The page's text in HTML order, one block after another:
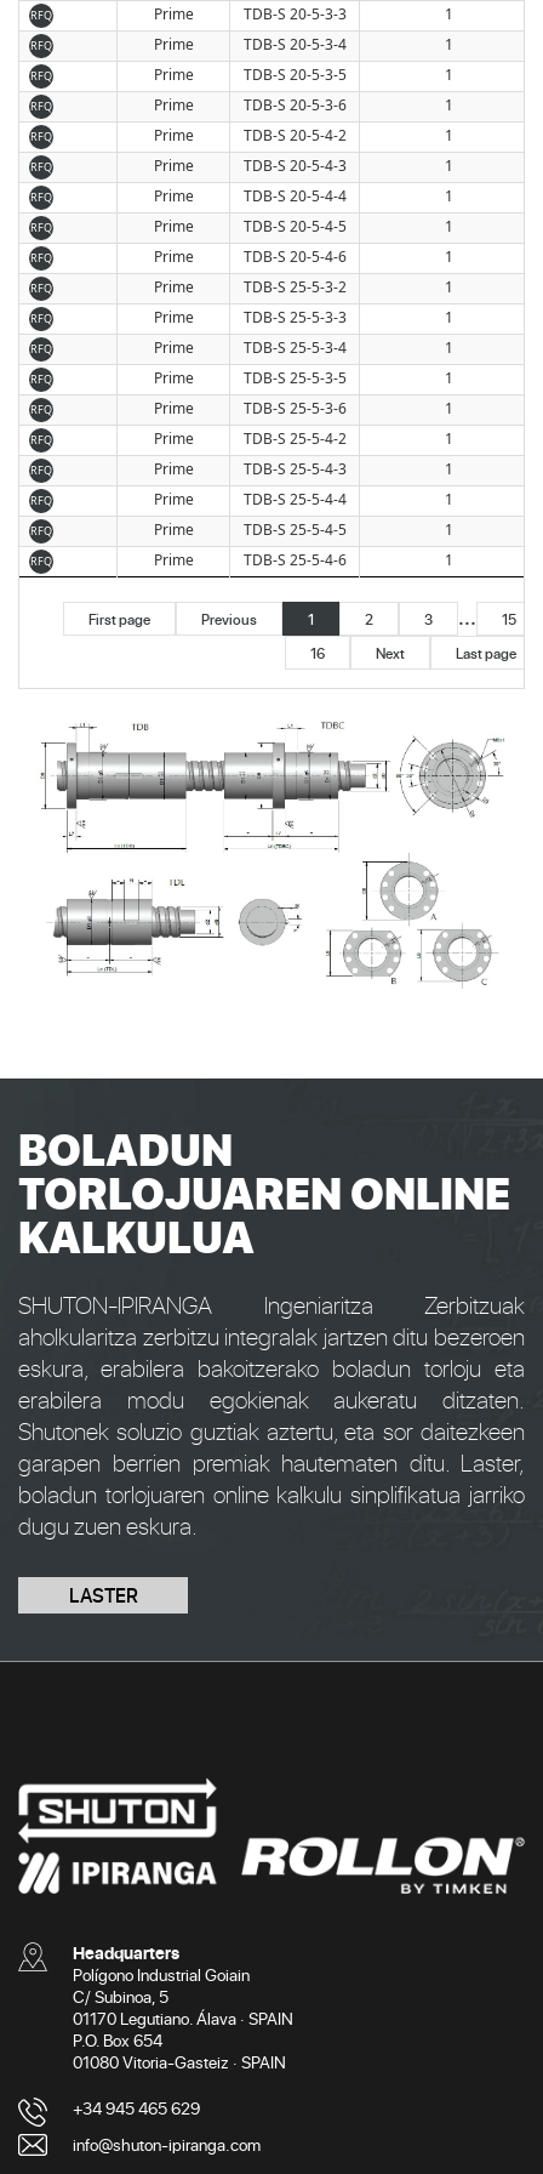
RFQ Prime TDB-S 20-5-3-3 1
RFQ Prime TDB-S 20-5-3-4 1
RFQ Prime TDB-S 20-5-3-5 1
RFQ Prime TDB-S 20-5-3-6 1
RFQ Prime TDB-S 20-5-4-2 1
RFQ Prime TDB-S 20-5-4-3 1
RFQ Prime TDB-S 20-5-4-4 1
RFQ Prime TDB-S 20-5-4-5 1
RFQ Prime TDB-S 20-5-4-6 1
RFQ Prime TDB-S 25-5-3-2 1
RFQ Prime TDB-S 25-5-3-3 1
RFQ Prime TDB-S 25-5-3-4 1
RFQ Prime TDB-S 25-5-3-5 1
RFQ Prime TDB-S 25-5-3-6 1
RFQ Prime TDB-S 25-5-4-2 1
RFQ Prime TDB-S 25-5-4-3 1
RFQ Prime TDB-S 25-5-4-4 1
RFQ Prime TDB-S 25-5-4-5 1
RFQ Prime TDB-S 25-5-4-6 1
First page Previous 1 2 3 ...
15
16
Next Last page
BOLADUN
TORLOJUAREN ONLINE
KALKULUA
SHUTON-IPIRANGA Ingeniaritza Zerbitzuak
aholkularitza zerbitzu integralak jartzen ditu bezeroen
eskura, erabilera bakoitzerako boladun torloju eta
erabilera modu egokienak aukeratu ditzaten.
Shutonek soluzio guztiak aztertu, eta sor daitezkeen
garapen berrien premiak hautematen ditu. Laster,
boladun torlojuaren online kalkulu sinplifikatua jarriko
dugu zuen eskura.
LASTER
Headquarters
Polígono Industrial Goiain
C/ Subinoa, 5
01170 Legutiano. Álava · SPAIN
P.O. Box 654
01080 Vitoria-Gasteiz · SPAIN
+34 945 465 629
info@shuton-ipiranga.com